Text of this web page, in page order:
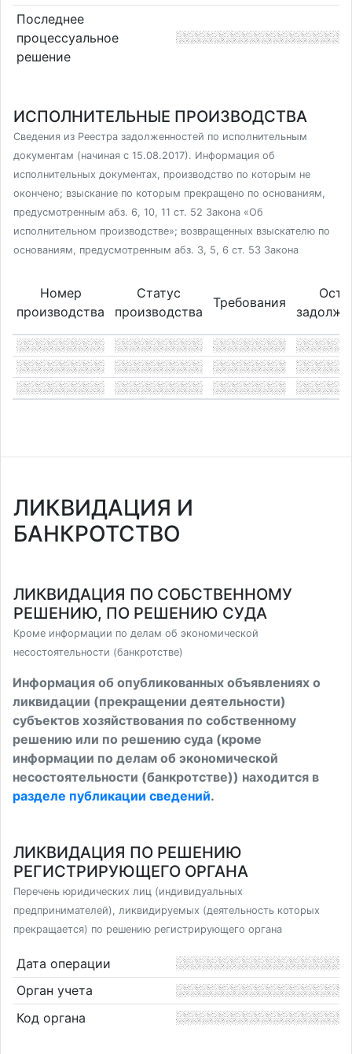
Последнее
процессуальное
решение
ИСПОЛНИТЕЛЬНЫЕ ПРОИЗВОДСТВА
Сведения из Реестра задолженностей по исполнительным
документам (начиная с 15.08.2017). Информация об
исполнительных документах, производство по которым не
окончено; взыскание по которым прекращено по основаниям,
предусмотренным абз. 6, 10, 11 ст. 52 Закона «Об
исполнительном производстве»; возвращенных взыскателю по
основаниям, предусмотренным абз. 3, 5, 6 ст. 53 Закона
Номер
производства
Статус
производства
Требования
ЛИКВИДАЦИЯ И
БАНКРОТСТВО
ЛИКВИДАЦИЯ ПО СОБСТВЕННОМУ
РЕШЕНИЮ, ПО РЕШЕНИЮ СУДА
Кроме информации по делам об экономической
несостоятельности (банкротстве)
Информация об опубликованных объявлениях о
ликвидации (прекращении деятельности)
субъектов хозяйствования по собственному
решению или по решению суда (кроме
информации по делам об экономической
несостоятельности (банкротстве)) находится в
разделе публикации сведений.
ЛИКВИДАЦИЯ ПО РЕШЕНИЮ
РЕГИСТРИРУЮЩЕГО ОРГАНА
Перечень юридических лиц (индивидуальных
предпринимателей), ликвидируемых (деятельность которых
прекращается) по решению регистрирующего органа
Дата операции
Орган учета
Код органа